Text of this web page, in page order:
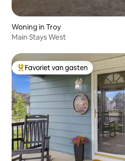
Woning in Troy
Main Stays West
Topfavoriet van gasten
Favoriet van gasten